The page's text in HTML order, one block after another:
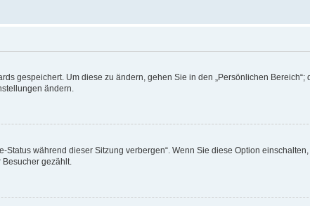
gespeichert. Um diese zu ändern, gehen Sie in den „Persönlichen
ändern.
während dieser Sitzung verbergen“. Wenn Sie diese Option einschalten,
gezählt.